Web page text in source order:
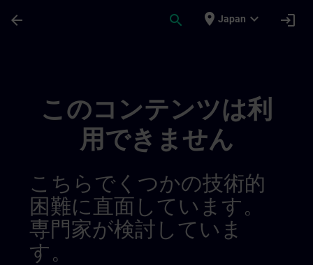
arrow_back search place Japan expand_more login
このコンテンツは利
用できません
こちらでくつかの技術的
困難に直面しています。
専門家が検討していま
す。